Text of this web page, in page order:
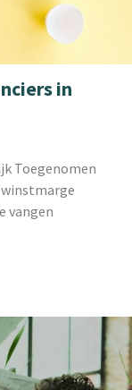
in
Toegenomen
vangen